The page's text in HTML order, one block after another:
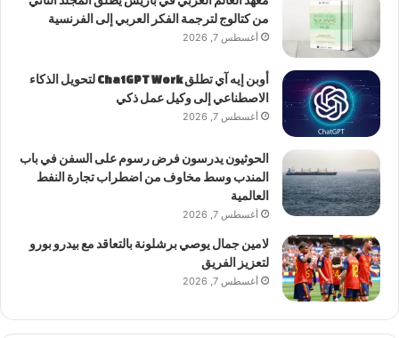
من كتالوج لترجمة الفكر العربي إلى الفرنسية
أغسطس 7, 2026
أوبن إيه آي تطلق ChatGPT Work لتحويل الذكاء
الاصطناعي إلى وكيل عمل ذكي
أغسطس 7, 2026
الحوثيون يدرسون فرض رسوم على السفن في باب
المندب وسط مخاوف من اضطراب تجارة النفط
العالمية
أغسطس 7, 2026
لامين جمال يوصي برشلونة بالتعاقد مع بيدرو بورو
لتعزيز الفريق
أغسطس 7, 2026